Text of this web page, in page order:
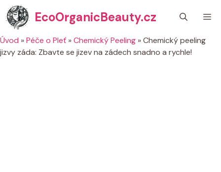
Přeskočit
na
obsah
EcoOrganicBeauty.cz
Úvod »Péče o Pleť »Chemický Peeling »Chemický peeling
jizvy záda: Zbavte se jizev na zádech snadno a rychle!